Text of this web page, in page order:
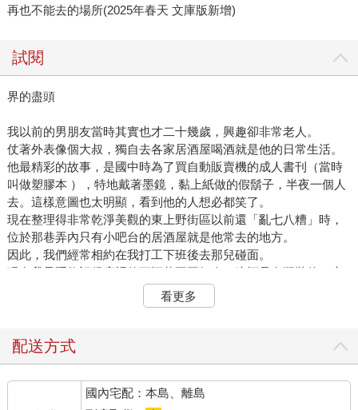
再也不能去的場所(2025年春天 文庫版新增)
試閱
界的盡頭
我以前的男朋友當時其實也才二十幾歲，興趣卻非常老人。
仗著外表像個大叔，獨自去各家居酒屋喝酒就是他的日常生活。
他最精彩的故事，是國中時為了買自動販賣機的成人書刊（當時
叫做塑膠本 ），特地戴著墨鏡，黏上紙做的假鬍子，半夜一個人
去。這樣意圖也太明顯，看到他的人想必都笑了。
現在整理得非常乾淨美觀的東上野街區以前還「亂七八糟」時，
位於那巷弄內只有小吧台的居酒屋就是他常去的地方。
因此，我們經常相約在我打工下班後去那兒碰面。
現在我只隱約記得店裡的下酒菜平平無奇，啤酒只有瓶裝的，廁
所距離座位很近裡面的動靜都聽得一清二楚且門又薄又窄，整間
屋子好像都是水泥打造（並不是安藤忠雄那種時尚的清水模建
如果是電影劇本絕對完美符合「極為普通的巷子裡的廉價居酒
得，但我確定沒有賣生啤酒。
不過獨自經營那間店的老闆（禿頭缺牙且身材乾瘦），不愧是我
看更多
配送方式
國內宅配：本島、離島